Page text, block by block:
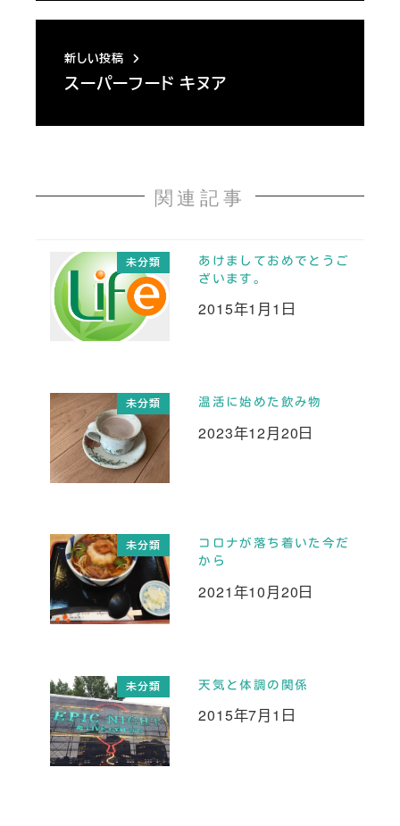
新しい投稿
スーパーフード キヌア
関連記事
未分類
あけましておめでとうご
ざいます。
投稿日
2015年1月1日
未分類 温活に始めた飲み物
投稿日
2023年12月20日
未分類
コロナが落ち着いた今だ
から
投稿日
2021年10月20日
未分類 天気と体調の関係
投稿日
2015年7月1日